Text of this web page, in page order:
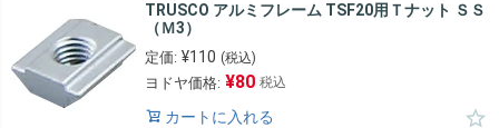
TRUSCO アルミフレーム TSF20用Ｔナット ＳＳ
（Ｍ3）
定価: ¥110 (税込)
ヨドヤ価格: ¥80 税込
カートに入れる